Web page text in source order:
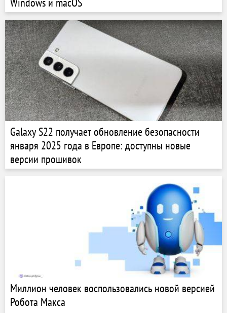
Galaxy S22 получает обновление безопасности
января 2025 года в Европе: доступны новые
версии прошивок
Миллион человек воспользовались новой версией
Робота Макса